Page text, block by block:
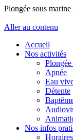
Plongée sous
Aller au contenu
Accueil
Nos activités
Apnée
Eau
Détente
Nos infos
Horaires